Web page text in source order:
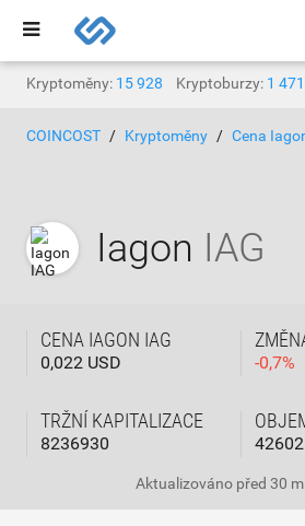
Kryptoměny: 15 928 Kryptoburzy: 1 471
COINCOST Kryptoměny Cena
Iagon IAG
CENA IAGON IAG
0,022 USD -0,7%
TRŽNÍ KAPITALIZACE
8236930 42602
Aktualizováno před 30